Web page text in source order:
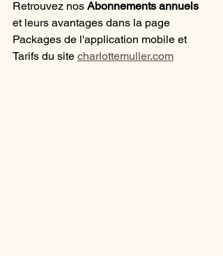
Retrouvez nos Abonnements annuels
et leurs avantages dans la page
Packages de l'application mobile et
Tarifs du site charlottemuller.com